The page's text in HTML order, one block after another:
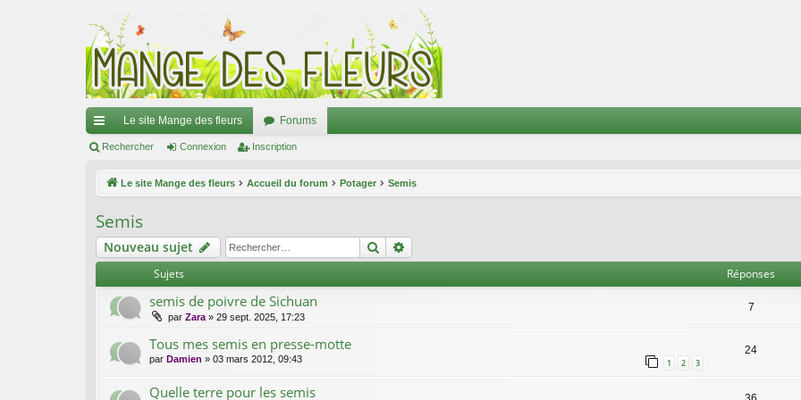
ac
ci
s
Le site Mange des fleurs Forums
Rechercher Connexion Inscription
Le site Mange des fleurs Accueil du forum Potager Semis
Semis
Nouveau sujet Rechercher
Sujets Réponses
semis de poivre de Sichuan
par Zara » 29 sept. 2025, 17:23
7
Tous mes semis en presse-motte
par Damien » 03 mars 2012, 09:43 1 2 3
24
Quelle terre pour les semis